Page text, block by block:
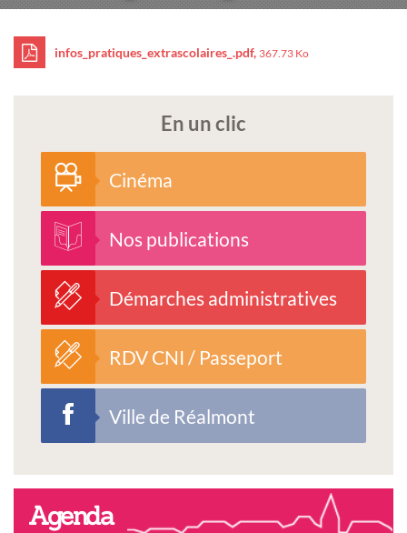
infos_pratiques_extrascolaires_.pdf, 367.73 Ko
En un clic
Cinéma
Nos publications
Démarches administratives
RDV CNI / Passeport
Ville de Réalmont
Agenda